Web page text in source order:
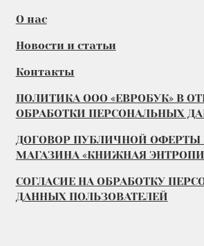
О нас
Новости и статьи
Контакты
ПОЛИТИКА ООО «ЕВРОБУК» В
ОБРАБОТКИ ПЕРСОНАЛЬНЫХ
ДОГОВОР ПУБЛИЧНОЙ ОФЕРТЫ
МАГАЗИНА «КНИЖНАЯ
СОГЛАСИЕ НА ОБРАБОТКУ
ДАННЫХ ПОЛЬЗОВАТЕЛЕЙ